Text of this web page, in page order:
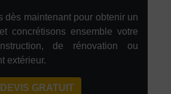
dès maintenant pour obtenir un
et concrétisons ensemble votre
de rénovation ou
extérieur.
DEVIS GRATUIT